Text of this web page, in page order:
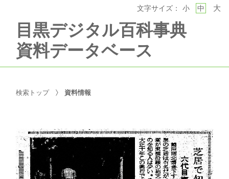
目黒デジタル百科事典
資料データベース
文字サイズ： 小 中 大
検索トップ 資料情報